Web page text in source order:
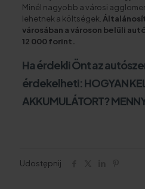
Minél nagyobb a városi
lehetnek a költségek.
városában a városon belüli
12 000 forint.
Ha érdekli Önt az
érdekelheti: HOGYAN
AKKUMULÁTORT?
Udostępnij